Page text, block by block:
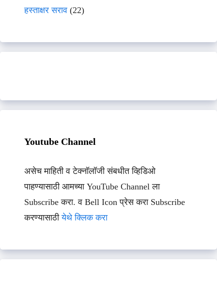
हस्ताक्षर सराव (22)
Youtube Channel
असेच माहिती व टेक्नॉलॉजी संबधीत व्हिडिओ
पाहण्यासाठी आमच्या YouTube Channel ला
Subscribe करा. व Bell Icon प्रेस करा Subscribe
करण्यासाठीयेथे क्लिक करा